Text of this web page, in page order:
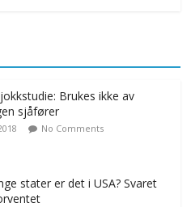
Brukes ikke av
sjåfører
No Comments
stater er det i USA? Svaret